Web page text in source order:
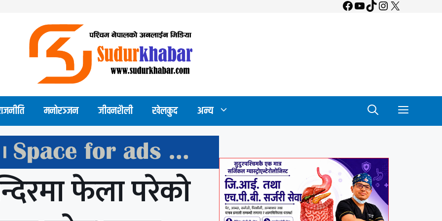
Facebook
YouTube
TikTok
Instagram
X
मनोरञ्जन जीवनशैली खेलकुद अन्य
फेला परेको